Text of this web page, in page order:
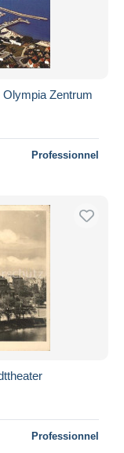
Zentrum
Professionnel
Professionnel